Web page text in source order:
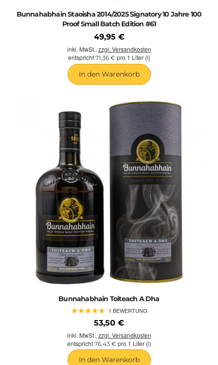
Bunnahabhain Staoisha 2014/2025 Signatory 10 Jahre 100
Proof Small Batch Edition #61
49,95 €
inkl. MwSt., zzgl. Versandkosten
entspricht 71,36 € pro 1 Liter (l)
In den Warenkorb
Bunnahabhain Toiteach A Dha
★★★★★
★★★★★ 1 BEWERTUNG
53,50 €
inkl. MwSt., zzgl. Versandkosten
entspricht 76,43 € pro 1 Liter (l)
In den Warenkorb